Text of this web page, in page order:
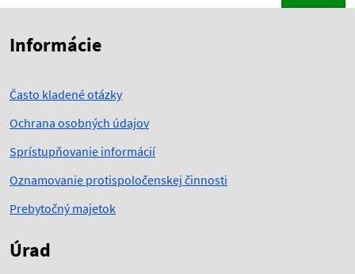
Informácie
Často kladené otázky
Ochrana osobných údajov
Sprístupňovanie informácií
Oznamovanie protispoločenskej činnosti
Prebytočný majetok
Úrad